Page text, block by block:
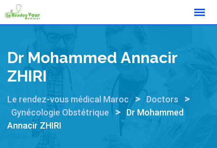
to
Dr Mohammed Annacir
ZHIRI
Le rendez-vous médical Maroc > Doctors >
Gynécologie Obstétrique >
Dr Mohammed
Annacir ZHIRI